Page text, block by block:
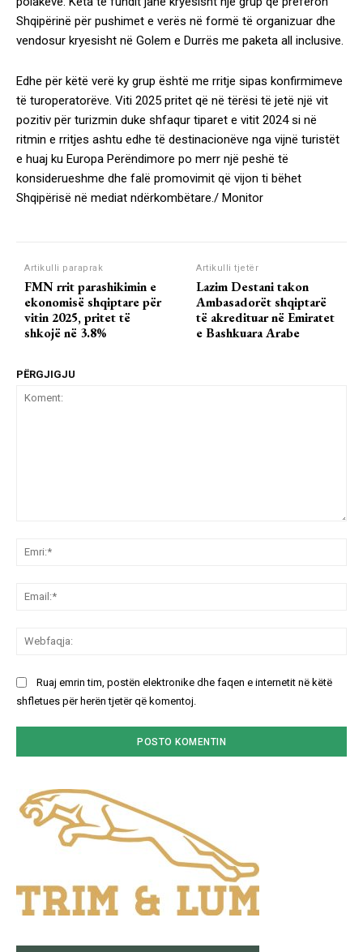
Shqipërinë për pushimet e verës në formë të organizuar dhe
vendosur kryesisht në Golem e Durrës me paketa all inclusive.
Edhe për këtë verë ky grup është me rritje sipas konfirmimeve
të turoperatorëve. Viti 2025 pritet që në tërësi të jetë një vit
pozitiv për turizmin duke shfaqur tiparet e vitit 2024 si në
ritmin e rritjes ashtu edhe të destinacionëve nga vijnë turistët
e huaj ku Europa Perëndimore po merr një peshë të
konsiderueshme dhe falë promovimit që vijon ti bëhet
Shqipërisë në mediat ndërkombëtare./ Monitor
Artikulli paraprak
FMN rrit parashikimin e
ekonomisë shqiptare për
vitin 2025, pritet të
shkojë në 3.8%
Artikulli tjetër
Lazim Destani takon
Ambasadorët shqiptarë
të akredituar në Emiratet
e Bashkuara Arabe
PËRGJIGJU
Ruaj emrin tim, postën elektronike dhe faqen e internetit në këtë
shfletues për herën tjetër që komentoj.